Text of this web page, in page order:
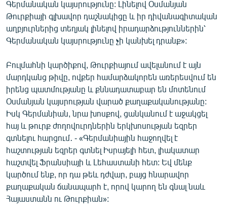
Գերմանական կայսրությունը: Լինելով Օսմանյան
Թուրքիայի գլխավոր դաշնակիցը և իր դիվանագիտական
աղբյուրներից տեղյակ լինելով իրադարձություններին՝
Գերմանական կայսրությունը չի կանխել դրանք»:
Բուլմահնի կարծիքով, Թուրքիայում ավելանում է այն
մարդկանց թիվը, ովքեր համարձակորեն առերեսվում են
իրենց պատմությանը և քննադատաբար են մոտենում
Օսմանյան կայսրության վարած քաղաքականությանը:
Իսկ Գերմանիան, նրա խոսքով, ցանկանում է աջակցել
հայ և թուրք ժողովուրդներին երկխոսության եզրեր
գտնելու հարցում․ - «Գերմանիային հաջողվել է
հաշտության եզրեր գտնել Իսրայելի հետ, լիակատար
հաշտվել Ֆրանսիայի և Լեհաստանի հետ: Եվ մենք
կարծում ենք, որ դա թեև դժվար, բայց հնարավոր
քաղաքական ճանապարհ է, որով կարող են գնալ նաև
Հայաստանն ու Թուրքիան»: